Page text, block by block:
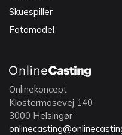
Skuespiller
Fotomodel
Onlinekoncept
Klostermosevej 140
3000 Helsingør